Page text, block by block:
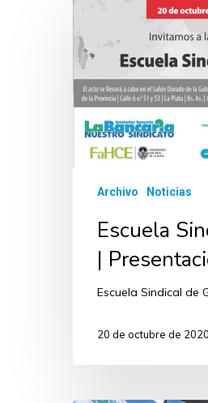
Archivo Noticias
Escuela
|
Escuela Sindical de
20 de octubre de 2020